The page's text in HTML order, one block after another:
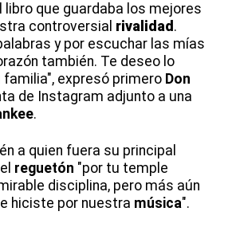
libro que guardaba los mejores
controversial rivalidad .
y por escuchar las mías
también. Te deseo lo
expresó primero Don
de Instagram adjunto a una
.
a quien fuera su principal
reguetón "por tu temple
disciplina, pero más aún
hiciste por nuestra música".